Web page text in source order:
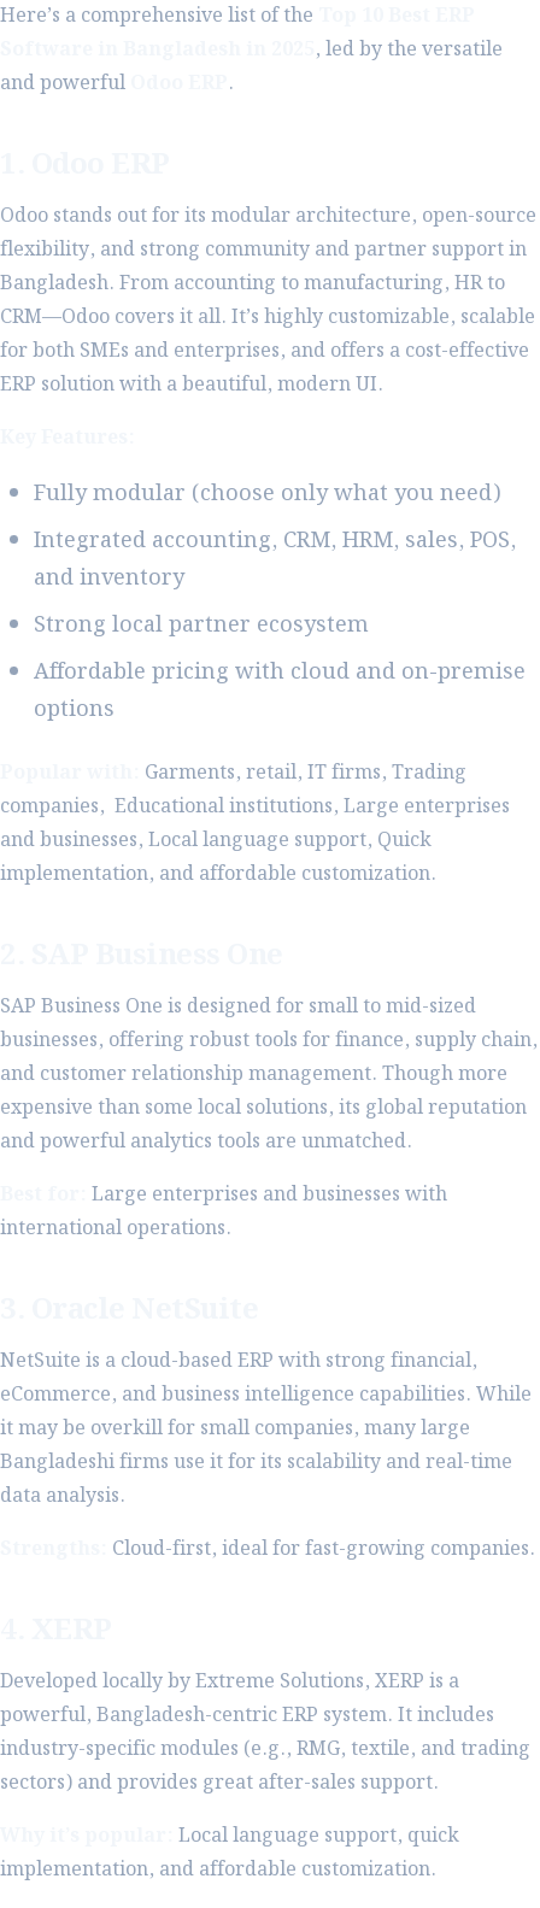
Here’s a comprehensive list of the
, led by the versatile
and powerful
.
Odoo stands out for its modular architecture, open-source
flexibility, and strong community and partner support in
Bangladesh. From accounting to manufacturing, HR to
CRM—Odoo covers it all. It’s highly customizable, scalable
for both SMEs and enterprises, and offers a cost-effective
ERP solution with a beautiful, modern UI.
Fully modular (choose only what you need)
Integrated accounting, CRM, HRM, sales, POS,
and inventory
Strong local partner ecosystem
Affordable pricing with cloud and on-premise
options
Garments, retail, IT firms, Trading
companies, Educational institutions, Large enterprises
and businesses, Local language support, Quick
implementation, and affordable customization.
SAP Business One is designed for small to mid-sized
businesses, offering robust tools for finance, supply chain,
and customer relationship management. Though more
expensive than some local solutions, its global reputation
and powerful analytics tools are unmatched.
Large enterprises and businesses with
international operations.
NetSuite is a cloud-based ERP with strong financial,
eCommerce, and business intelligence capabilities. While
it may be overkill for small companies, many large
Bangladeshi firms use it for its scalability and real-time
data analysis.
Cloud-first, ideal for fast-growing companies.
Developed locally by Extreme Solutions, XERP is a
powerful, Bangladesh-centric ERP system. It includes
industry-specific modules (e.g., RMG, textile, and trading
sectors) and provides great after-sales support.
Local language support, quick
implementation, and affordable customization.